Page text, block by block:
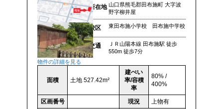
物件の詳細を見る
所在地 山口県熊毛郡田布施町 大字波
野字柳井屋
校区 東田布施小学校 田布施中学校
交通
ＪＲ山陽本線 田布施駅 徒歩
550m 徒歩7分
面積 土地 527.42m²
建ぺい
率/容積
率
80% /
400%
区画番号 現況
上物有